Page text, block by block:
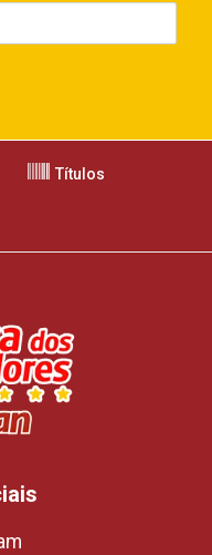
Títulos